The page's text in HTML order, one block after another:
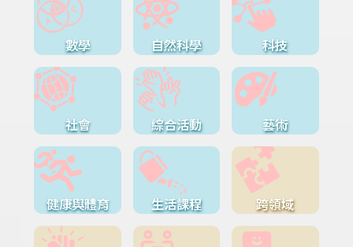
數學 自然科學 科技
社會 綜合活動 藝術
健康與體育 生活課程 跨領域